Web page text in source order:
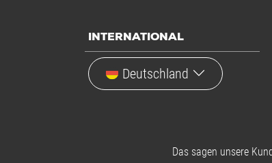
INTERNATIONAL
Deutschland
Das sagen unsere